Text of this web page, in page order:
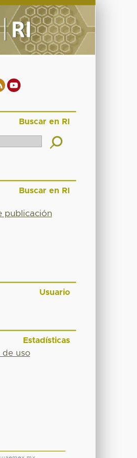
Buscar en RI
Buscar en RI
publicación
Usuario
Estadísticas
de uso